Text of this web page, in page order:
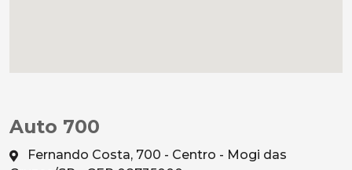
Auto 700
Fernando Costa, 700 - Centro - Mogi das